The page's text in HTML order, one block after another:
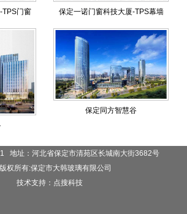
TPS门窗 保定一诺门窗科技大厦-TPS幕墙
保定同方智慧谷
地址：河北省保定市清苑区长城南大街3682号
权所有:保定市大韩玻璃有限公司
技术支持：点搜科技